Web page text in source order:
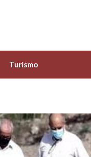
Turismo